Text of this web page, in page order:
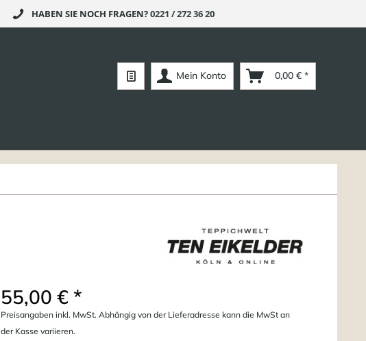
HABEN SIE NOCH FRAGEN?0221 / 272 36 20
Mein Konto 0,00 € *
55,00 € *
Preisangaben inkl. MwSt. Abhängig von der Lieferadresse kann die MwSt an
der Kasse variieren.